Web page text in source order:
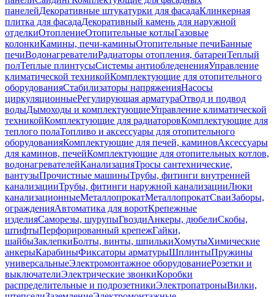
панелейДекоративные штукатурки для фасадаКлинкерная
плитка для фасадаДекоративный камень для наружной
отделкиОтоплениеОтопительные котлыГазовые
колонкиКамины, печи-каминыОтопительные печиБанные
печиВодонагревателиРадиаторы отопления, батареиТеплый
полТеплые плинтусыСистемы антиобледененияУправление
климатической техникойКомплектующие для отопительного
оборудованияСтабилизаторы напряженияНасосы
циркуляционныеРегулирующая арматураОтвод и подвод
водыДымоходы и комплектующиеУправление климатической
техникойКомплектующие для радиаторовКомплектующие для
теплого полаТопливо и аксессуары для отопительного
оборудованияКомплектующие для печей, каминовАксессуары
для каминов, печейКомплектующие для отопительных котлов,
водонагревателейКанализацияТросы сантехнические,
вантузыПрочистные машиныТрубы, фитинги внутренней
канализацииТрубы, фитинги наружной канализацииЛюки
канализационныеМеталлопрокатМеталлопрокатСваиЗаборы,
огражденияАвтоматика для воротКрепежные
изделияСаморезы, шурупыГвоздиАнкеры, дюбелиСкобы,
штифтыПерфорированный крепежГайки,
шайбыЗаклепкиБолты, винты, шпилькиХомутыХимические
анкерыКарабиныФиксаторы арматурыШплинтыПружины
универсальныеЭлектромонтажное оборудованиеРозетки и
выключателиЭлектрические звонкиКоробки
распределительные и подрозетникиЭлектропатроныВилки,